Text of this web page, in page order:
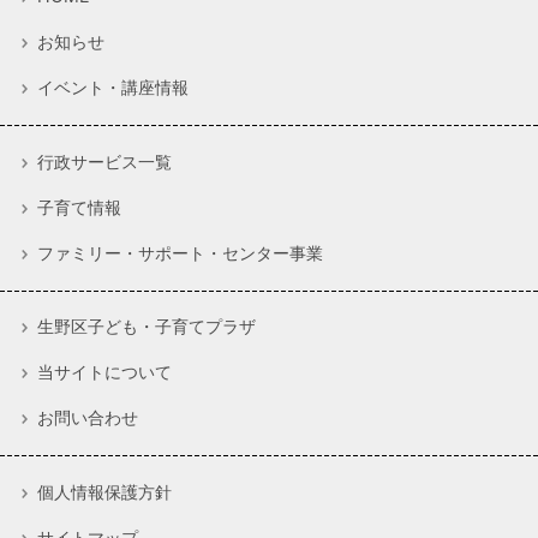
お知らせ
イベント・講座情報
行政サービス一覧
子育て情報
ファミリー・サポート・センター事業
生野区子ども・子育てプラザ
当サイトについて
お問い合わせ
個人情報保護方針